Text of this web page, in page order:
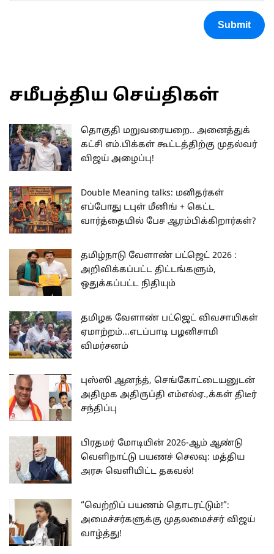
Submit
சமீபத்திய செய்திகள்
தொகுதி மறுவரையறை.. அனைத்துக்
கட்சி எம்.பிக்கள் கூட்டத்திற்கு முதல்வர்
விஜய் அழைப்பு!
Double Meaning talks: மனிதர்கள்
எப்போது டபுள் மீனிங் + கெட்ட
வார்த்தையில் பேச ஆரம்பிக்கிறார்கள்?
தமிழ்நாடு வேளாண் பட்ஜெட் 2026 :
அறிவிக்கப்பட்ட திட்டங்களும்,
ஒதுக்கப்பட்ட நிதியும்
தமிழக வேளாண் பட்ஜெட் விவசாயிகள்
ஏமாற்றம்...எடப்பாடி பழனிசாமி
விமர்சனம்
புஸ்ஸி ஆனந்த், செங்கோட்டையனுடன்
அதிமுக அதிருப்தி எம்எல்ஏ.,க்கள் திடீர்
சந்திப்பு
பிரதமர் மோடியின் 2026-ஆம் ஆண்டு
வெளிநாட்டு பயணச் செலவு: மத்திய
அரசு வெளியிட்ட தகவல்!
“வெற்றிப் பயணம் தொடரட்டும்!”:
அமைச்சர்களுக்கு முதலமைச்சர் விஜய்
வாழ்த்து!